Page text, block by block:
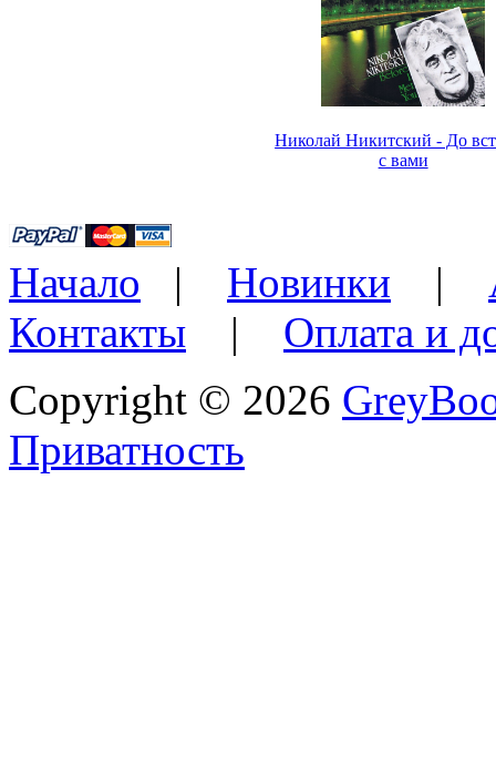
Николай Никитский - До
с вами
Начало | Новинки |
Контакты | Оплата и
Copyright © 2026
Приватность